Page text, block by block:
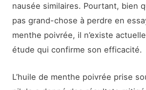
nausée similaires. Pourtant, bien
pas grand-chose à perdre en
menthe poivrée, il n’existe
étude qui confirme son efficacité.
L’huile de menthe poivrée prise